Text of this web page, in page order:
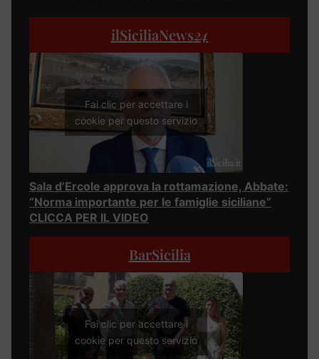
ilSiciliaNews24
Fai clic per accettare i
cookie per questo servizio
Sala d’Ercole approva la rottamazione, Abbate:
“Norma importante per le famiglie siciliane”
CLICCA PER IL VIDEO
BarSicilia
Fai clic per accettare i
cookie per questo servizio